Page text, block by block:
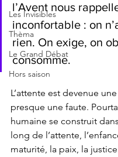
Les Invisibles
Thèma
Le Grand Débat
Hors saison
l’Avent nous
inconfortable : on
rien. On exige, on
consomme.
L’attente est devenue
presque une faute.
humaine se construit
long de l’attente,
maturité, la paix, la